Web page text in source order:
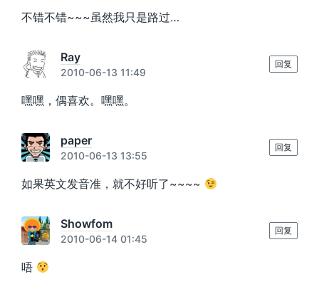
不错不错~~~虽然我只是路过…
Ray
2010-06-13 11:49
嘿嘿，偶喜欢。嘿嘿。
回复
paper
2010-06-13 13:55
如果英文发音准，就不好听了~~~~
回复
Showfom
2010-06-14 01:45
唔
回复